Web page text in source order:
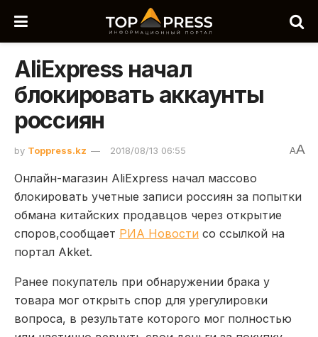
AliExpress начал
блокировать аккаунты
россиян
by Toppress.kz 2018/08/13 06:55 AA
Онлайн-магазин AliExpress начал массово
блокировать учетные записи россиян за попытки
обмана китайских продавцов через открытие
споров,сообщает РИА Новости со ссылкой на
портал Akket.
Ранее покупатель при обнаружении брака у
товара мог открыть спор для урегулировки
вопроса, в результате которого мог полностью